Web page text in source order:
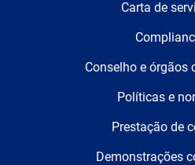
Carta de
Conselho e órgãos
Políticas e
Prestação de
Demonstrações